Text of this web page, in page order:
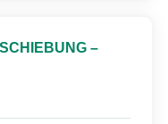
–